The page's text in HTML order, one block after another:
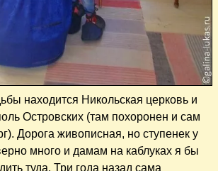
находится Никольская церковь и
Островских (там похоронен и сам
Дорога живописная, но ступенек у
много и дамам на каблуках я бы
туда. Три года назад сама